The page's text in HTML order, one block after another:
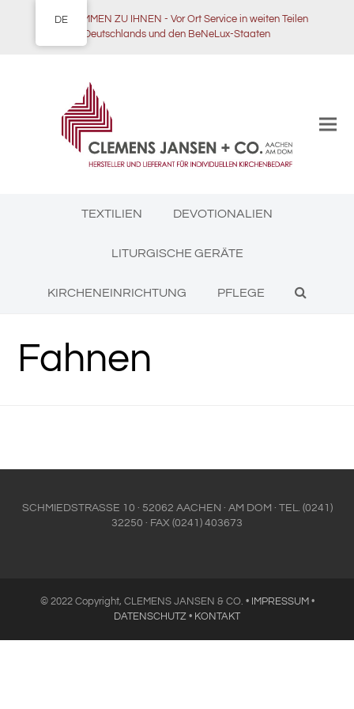
WIR KOMMEN ZU IHNEN - Vor Ort Service in weiten Teilen
Deutschlands und den BeNeLux-Staaten
TEXTILIEN DEVOTIONALIEN
LITURGISCHE GERÄTE
KIRCHENEINRICHTUNG PFLEGE
Fahnen
SCHMIEDSTRASSE 10 · 52062 AACHEN · AM DOM · TEL. (0241)
32250 · FAX (0241) 403673
© 2022 Copyright, CLEMENS JANSEN & CO. • IMPRESSUM •
DATENSCHUTZ • KONTAKT
DE